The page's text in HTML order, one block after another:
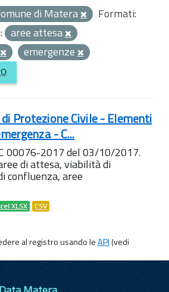
di Matera
Formati:
aree attesa
emergenze
Protezione Civile - Elementi
- C...
00076-2017 del 03/10/2017.
di attesa, viabilità di
confluenza, aree
XLSX CSV
al registro usando leAPI(vedi